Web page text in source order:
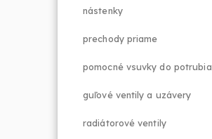
nástenky
prechody priame
pomocné vsuvky do potrubia
guľové ventily a uzávery
radiátorové ventily